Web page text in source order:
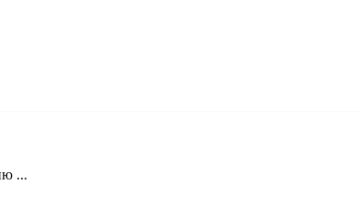
...